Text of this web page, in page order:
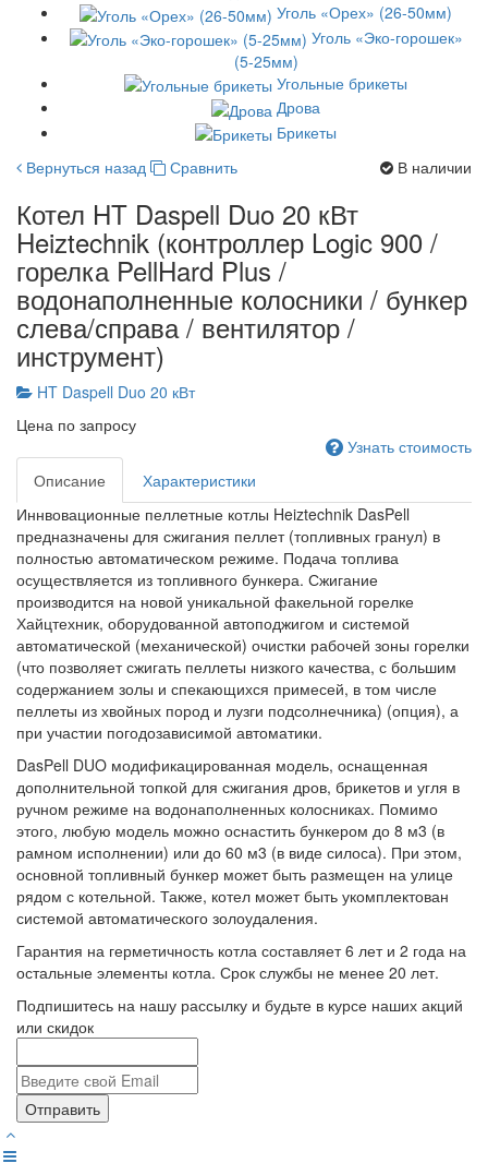
Уголь «Орех» (26-50мм)
Уголь «Эко-горошек»
(5-25мм)
Угольные брикеты
Дрова
Брикеты
Вернуться назад
Сравнить В наличии
Котел HT Daspell Duo 20 кВт
Heiztechnik (контроллер Logic 900 /
горелка PellHard Plus /
водонаполненные колосники / бункер
слева/справа / вентилятор /
инструмент)
HT Daspell Duo 20 кВт
Цена по запросу
Узнать стоимость
Описание
Характеристики
Иннвовационные пеллетные котлы Heiztechnik DasPell
предназначены для сжигания пеллет (топливных гранул) в
полностью автоматическом режиме. Подача топлива
осуществляется из топливного бункера. Сжигание
производится на новой уникальной факельной горелке
Хайцтехник, оборудованной автоподжигом и системой
автоматической (механической) очистки рабочей зоны горелки
(что позволяет сжигать пеллеты низкого качества, с большим
содержанием золы и спекающихся примесей, в том числе
пеллеты из хвойных пород и лузги подсолнечника) (опция), а
при участии погодозависимой автоматики.
DasPell DUO модификацированная модель, оснащенная
дополнительной топкой для сжигания дров, брикетов и угля в
ручном режиме на водонаполненных колосниках. Помимо
этого, любую модель можно оснастить бункером до 8 м3 (в
рамном исполнении) или до 60 м3 (в виде силоса). При этом,
основной топливный бункер может быть размещен на улице
рядом с котельной. Также, котел может быть укомплектован
системой автоматического золоудаления.
Гарантия на герметичность котла составляет 6 лет и 2 года на
остальные элементы котла. Срок службы не менее 20 лет.
Подпишитесь на нашу рассылку и будьте в курсе наших акций
или скидок
Отправить